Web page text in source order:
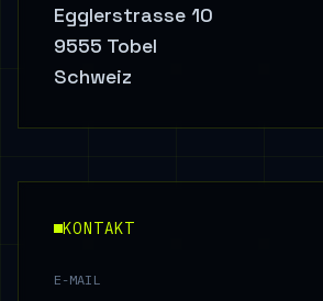
Egglerstrasse 10
9555 Tobel
Schweiz
KONTAKT
E-MAIL